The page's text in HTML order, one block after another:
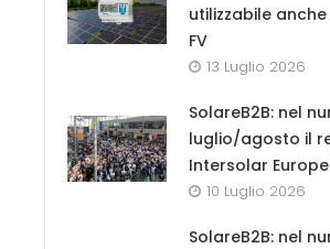
utilizzabile
FV
13 Luglio 2026
SolareB2B: nel
luglio/agosto il
Intersolar
10 Luglio 2026
SolareB2B: nel